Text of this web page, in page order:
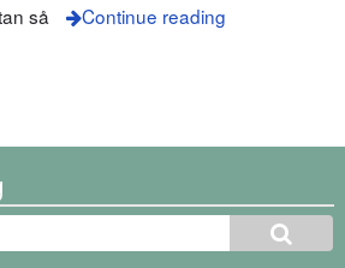
så
Continue reading